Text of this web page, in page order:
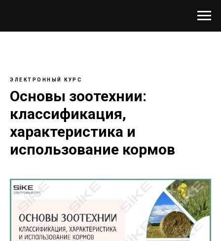
ЭЛЕКТРОННЫЙ КУРС
Основы зоотехнии:
классификация,
характеристика и
использование кормов